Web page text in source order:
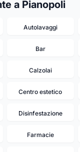
a Pianopoli
Autolavaggi
Bar
Calzolai
Centro estetico
Disinfestazione
Farmacie